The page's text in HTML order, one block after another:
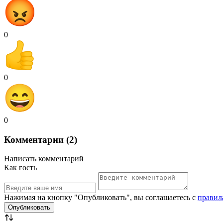
0
0
0
Комментарии (2)
Написать комментарий
Как гость
Нажимая на кнопку "Опубликовать", вы соглашаетесь с